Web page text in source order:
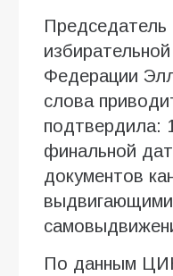
Председатель
Федерации
слова
подтвердила:
финальной
документов
По данным